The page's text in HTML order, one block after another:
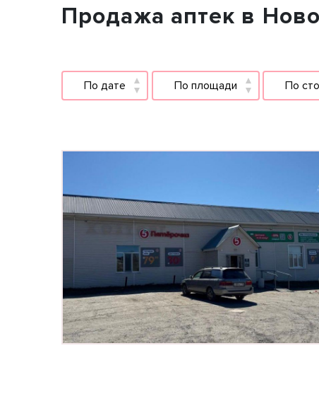
Продажа аптек в
По дате По площади По